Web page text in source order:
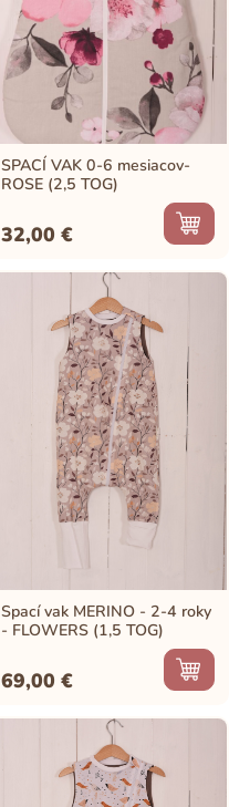
SPACÍ VAK 0-6 mesiacov-
ROSE (2,5 TOG)
32,00€
Spací vak MERINO - 2-4 roky
- FLOWERS (1,5 TOG)
69,00€